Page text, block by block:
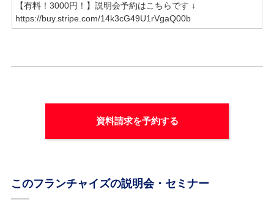
【有料！3000円！】説明会予約はこちらです ↓
https://buy.stripe.com/14k3cG49U1rVgaQ00b
資料請求を予約する
このフランチャイズの説明会・セミナー